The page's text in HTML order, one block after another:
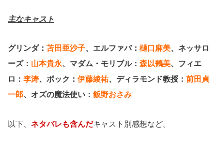
主なキャスト
グリンダ： 苫田亜沙子、エルファバ： 樋口麻美、ネッサロ
ーズ： 山本貴永、マダム・モリブル： 森以鶴美、フィエ
ロ： 李涛、ボック： 伊藤綾祐、ディラモンド教授： 前田貞
一郎、オズの魔法使い： 飯野おさみ
以下、 ネタバレも含んだキャスト別感想など。